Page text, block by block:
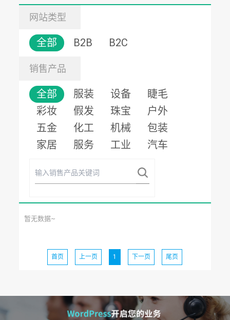
网站类型
全部 B2B B2C
销售产品
全部 服装 设备
睫毛
彩妆
假发 珠宝
户外
五金
化工 机械
包装
家居
服务 工业 汽车
暂无数据~
首页 上一页 1 下一页 尾页